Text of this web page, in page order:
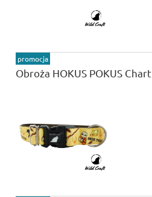
Obroża HOKUS POKUS Chart
promocja